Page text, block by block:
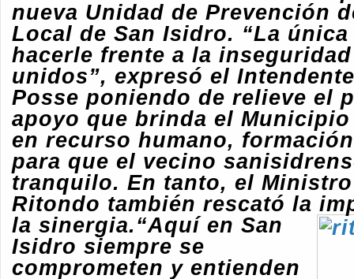
nueva Unidad de Prevención
Local de San Isidro. “La
hacerle frente a la
unidos”, expresó el
Posse poniendo de relieve el
apoyo que brinda el
en recurso humano,
para que el vecino
tranquilo. En tanto, el
Ritondo también rescató la
la sinergia.“Aquí en San
Isidro siempre se
comprometen y entienden